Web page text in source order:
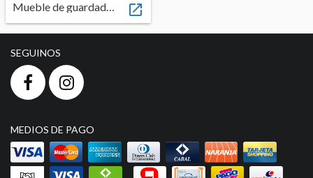
ENVIOS
CREAR CUENTA
INICIAR SESIÓN

SEGUINOS
MEDIOS DE PAGO